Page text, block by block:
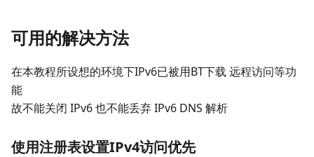
可用的解决方法
在本教程所设想的环境下IPv6已被用BT下载 远程访问等功
能
故不能关闭 IPv6 也不能丢弃 IPv6 DNS 解析
使用注册表设置IPv4访问优先